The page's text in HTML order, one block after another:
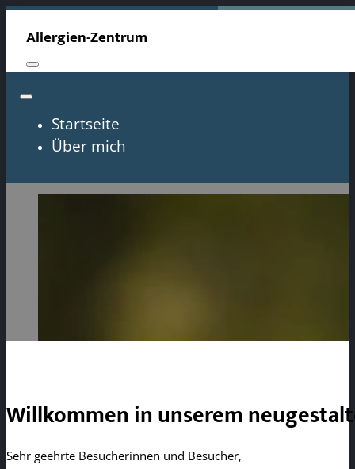
Allergien-Zentrum
Startseite
Über mich
Willkommen in unserem
Sehr geehrte Besucherinnen und Besucher,